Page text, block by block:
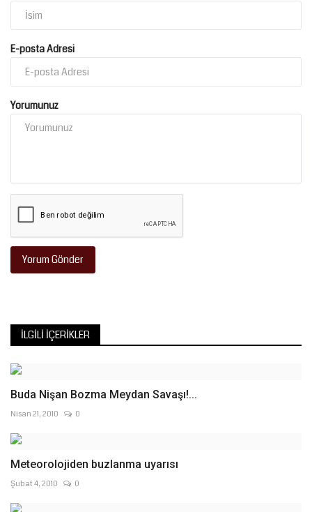
E-posta Adresi
Yorumunuz
Yorum Gönder
İLGILI İÇERIKLER
Buda Nişan Bozma Meydan Savaşı!...
Nisan 21, 2010 0
Meteorolojiden buzlanma uyarısı
Şubat 4, 2010 0